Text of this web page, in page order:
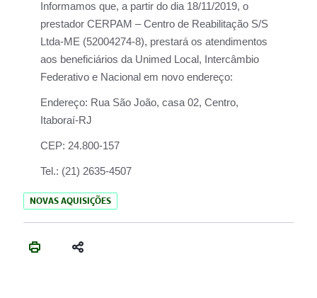
Informamos que, a partir do dia 18/11/2019, o
prestador CERPAM – Centro de Reabilitação S/S
Ltda-ME (52004274-8), prestará os atendimentos
aos beneficiários da Unimed Local, Intercâmbio
Federativo e Nacional em novo endereço:
Endereço: Rua São João, casa 02, Centro,
Itaboraí-RJ
CEP: 24.800-157
Tel.: (21) 2635-4507
NOVAS AQUISIÇÕES